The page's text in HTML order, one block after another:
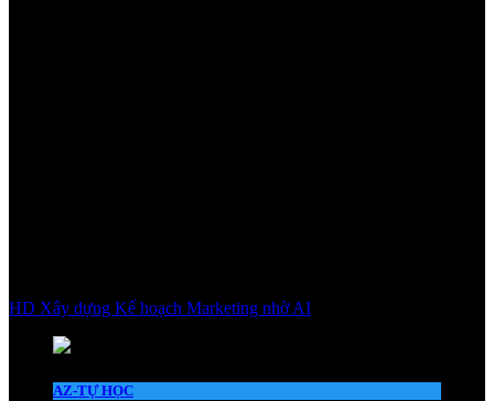
HD Xây dựng Kế hoạch Marketing nhờ AI
AZ-TỰ HỌC